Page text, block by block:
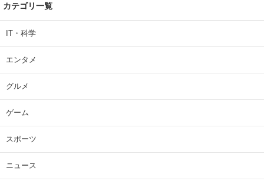
カテゴリ一覧
IT・科学
エンタメ
グルメ
ゲーム
スポーツ
ニュース